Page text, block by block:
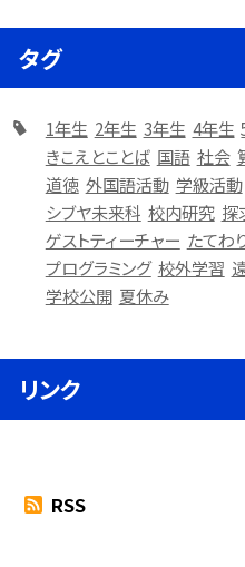
タグ
1年生 2年生 3年生 4年生
きこえとことば 国語 社会
道徳 外国語活動 学級活動
シブヤ未来科 校内研究 探
ゲストティーチャー たてわ
プログラミング 校外学習
学校公開 夏休み
リンク
RSS